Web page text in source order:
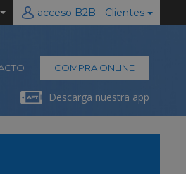
acceso B2B - Clientes
COMPRA ONLINE
Descarga nuestra app